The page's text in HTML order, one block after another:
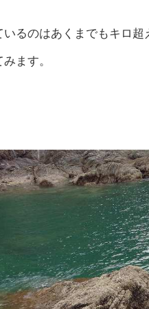
いるのはあくまでもキロ
ます。